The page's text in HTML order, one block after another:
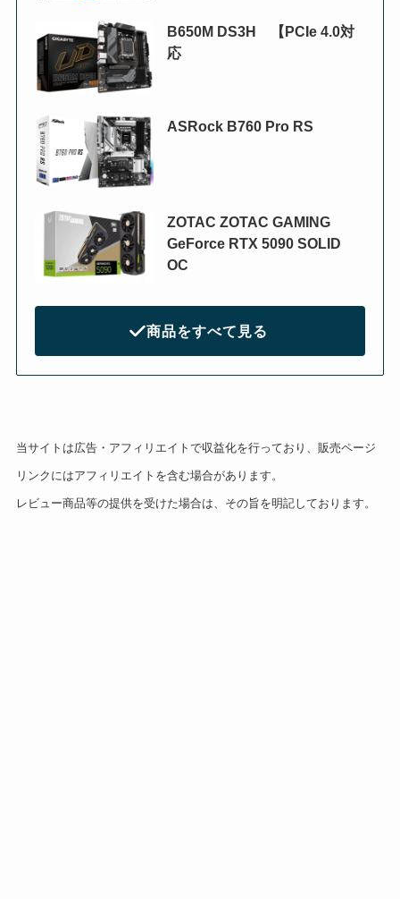
B650M DS3H 【PCIe 4.0対
応
ASRock B760 Pro RS
ZOTAC ZOTAC GAMING
GeForce RTX 5090 SOLID
OC
商品をすべて見る
当サイトは広告・アフィリエイトで収益化を行っており、販売ページ
リンクにはアフィリエイトを含む場合があります。
レビュー商品等の提供を受けた場合は、その旨を明記しております。